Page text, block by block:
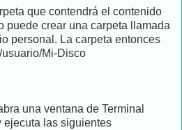
que contendrá el contenido
puede crear una carpeta llamada
personal. La carpeta entonces
Mi-Disco
una ventana de Terminal
ejecuta las siguientes